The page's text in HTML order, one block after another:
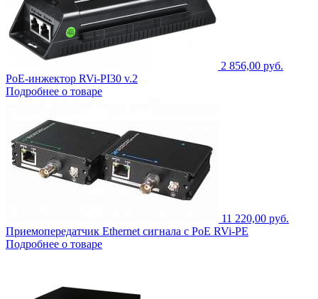
2 856,00 руб.
PoE-инжектор RVi-PI30 v.2
Подробнее о товаре
11 220,00 руб.
Приемопередатчик Ethernet сигнала с PoE RVi-PE
Подробнее о товаре